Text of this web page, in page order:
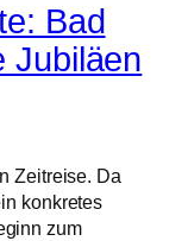
Bad
Jubiläen
Zeitreise. Da
konkretes
zum